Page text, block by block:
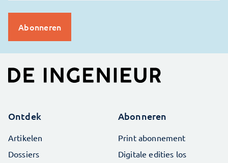
Ontdek
Artikelen
Dossiers
Abonneren
Print abonnement
Digitale edities los